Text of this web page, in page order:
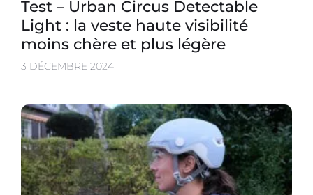
Test – Urban Circus Detectable
Light : la veste haute visibilité
moins chère et plus légère
3 DÉCEMBRE 2024